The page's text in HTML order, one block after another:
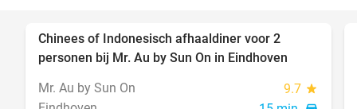
Chinees of Indonesisch afhaaldiner voor 2
personen bij Mr. Au by Sun On in Eindhoven
Mr. Au by Sun On
9.7 star